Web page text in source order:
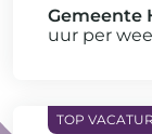
Gemeente
uur per